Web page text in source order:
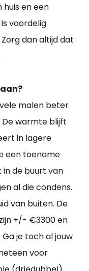
en een
voordelig
dan altijd dat
malen beter
De warmte blijft
in lagere
een toename
de buurt van
al die condens.
van buiten. De
+/- €3300 en
je toch al jouw
voor